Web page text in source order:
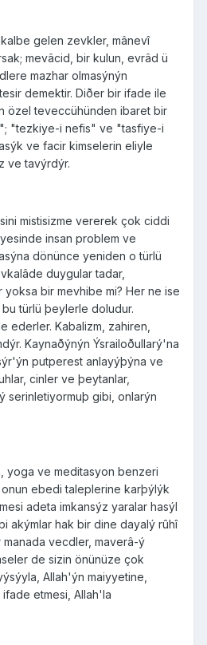
gelen zevkler, mânevî
mevâcid, bir kulun, evrâd ü
mazhar olmasýnýn
demektir. Diðer bir ifade ile
özel teveccühünden ibaret bir
"tezkiye-i nefis" ve "tasfiye-i
ve facir kimselerin eliyle
ve tavýrdýr.
mistisizme vererek çok ciddi
insan problem ve
dönünce yeniden o türlü
duygular tadar,
bir mevhibe mi? Her ne ise
türlü þeylerle doludur.
Kabalizm, zahiren,
Kaynaðýnýn Ýsrailoðullarý'na
putperest anlayýþýna ve
cinler ve þeytanlar,
serinletiyormuþ gibi, onlarýn
yoga ve meditasyon benzeri
ebedi taleplerine karþýlýk
adeta imkansýz yaralar hasýl
akýmlar hak bir dine dayalý rûhî
vecdler, maverâ-ý
de sizin önünüze çok
Allah'ýn maiyyetine,
etmesi, Allah'la